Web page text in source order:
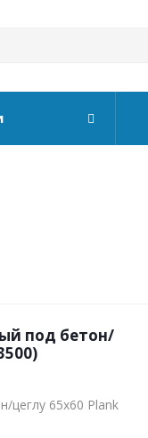
под бетон/
цеглу 65х60 Plank